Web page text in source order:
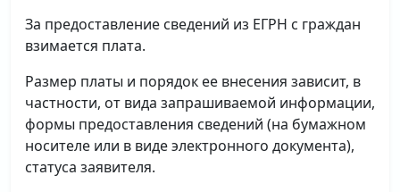
За предоставление сведений из ЕГРН с граждан
взимается плата.
Размер платы и порядок ее внесения зависит, в
частности, от вида запрашиваемой информации,
формы предоставления сведений (на бумажном
носителе или в виде электронного документа),
статуса заявителя.